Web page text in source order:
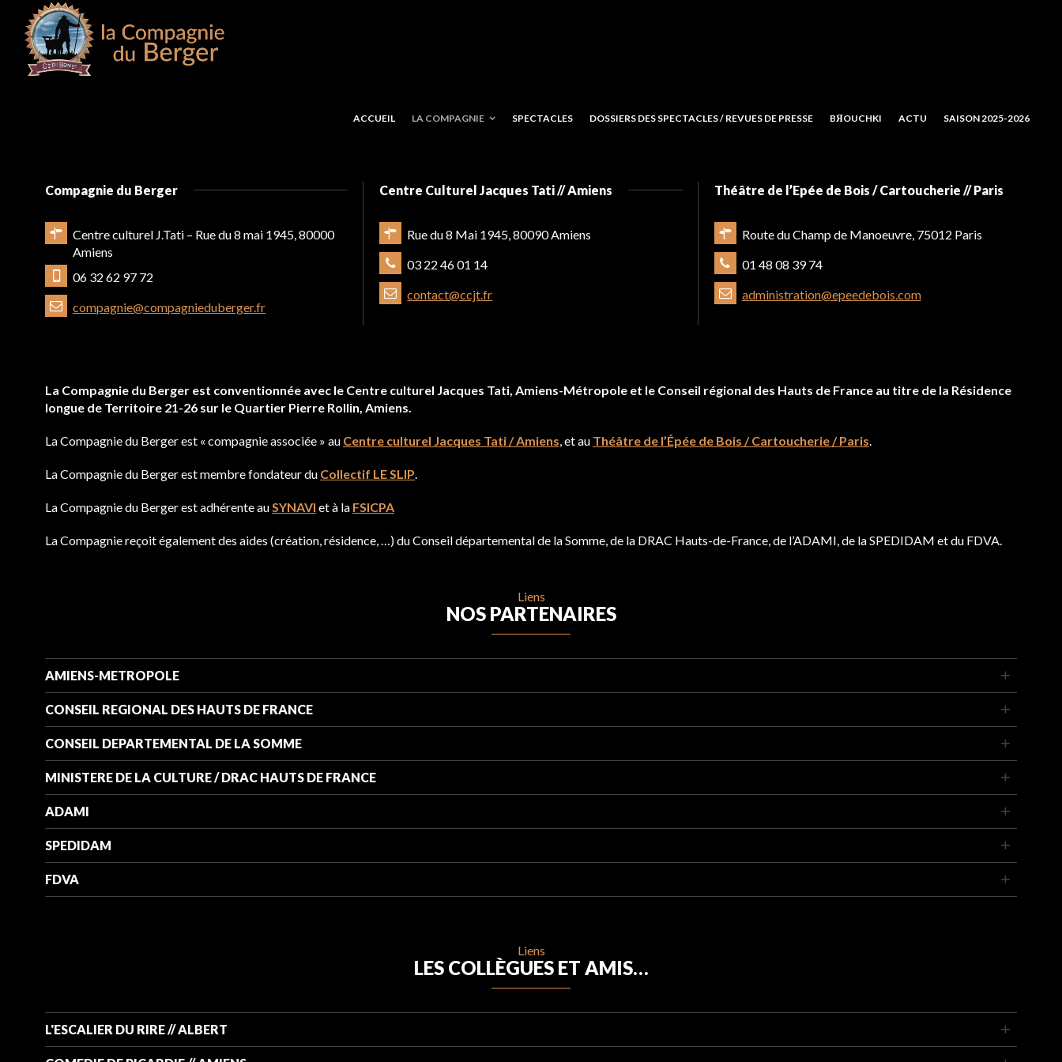
ACCUEIL LA COMPAGNIE SPECTACLES DOSSIERS DES SPECTACLES / REVUES DE PRESSE BЯOUCHKI ACTU SAISON 2025-2026
Compagnie du Berger
Centre culturel J.Tati – Rue du 8 mai 1945, 80000
Amiens
06 32 62 97 72
compagnie@compagnieduberger.fr
Centre Culturel Jacques Tati // Amiens
Rue du 8 Mai 1945, 80090 Amiens
03 22 46 01 14
contact@ccjt.fr
Théâtre de l’Epée de Bois / Cartoucherie // Paris
Route du Champ de Manoeuvre, 75012 Paris
01 48 08 39 74
administration@epeedebois.com
La Compagnie du Berger est conventionnée avec le Centre culturel Jacques Tati, Amiens-Métropole et le Conseil régional des Hauts de France au titre de la Résidence
longue de Territoire 21-26 sur le Quartier Pierre Rollin, Amiens.
La Compagnie du Berger est « compagnie associée » au Centre culturel Jacques Tati / Amiens, et au Théâtre de l’Épée de Bois / Cartoucherie / Paris.
La Compagnie du Berger est membre fondateur du Collectif LE SLIP.
La Compagnie du Berger est adhérente auSYNAVI et à la FSICPA
La Compagnie reçoit également des aides (création, résidence, …) du Conseil départemental de la Somme, de la DRAC Hauts-de-France, de l’ADAMI, de la SPEDIDAM et du FDVA.
Liens
NOS PARTENAIRES
AMIENS-METROPOLE
CONSEIL REGIONAL DES HAUTS DE FRANCE
CONSEIL DEPARTEMENTAL DE LA SOMME
MINISTERE DE LA CULTURE / DRAC HAUTS DE FRANCE
ADAMI
SPEDIDAM
FDVA
Liens
LES COLLÈGUES ET AMIS…
L'ESCALIER DU RIRE // ALBERT